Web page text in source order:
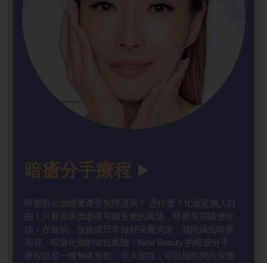
暗瘡分手療程
暗瘡肌化妝總要遭受無理謾罵？ 憑什麼？化妝是個人自
由！只要肯承擔妝後可能生瘡的風險，暗瘡美容隨便你
搞！在妝前、妝後或日常做好深層清潔，就能減低暗瘡
美容、暗瘡化妝的致痘風險！New Beauty 的暗瘡分手
療程就是一種無痛無創、非入侵性，可以短時間內深層